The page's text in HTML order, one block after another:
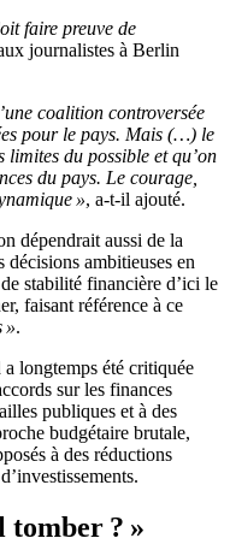
faire preuve de
journalistes à Berlin
coalition controversée
pour le pays. Mais (…) le
limites du possible et qu’on
du pays. Le courage,
», a-t-il ajouté.
dépendrait aussi de la
décisions ambitieuses en
stabilité financière d’ici le
faisant référence à ce
».
longtemps été critiquée
sur les finances
publiques et à des
budgétaire brutale,
à des réductions
tomber ? »